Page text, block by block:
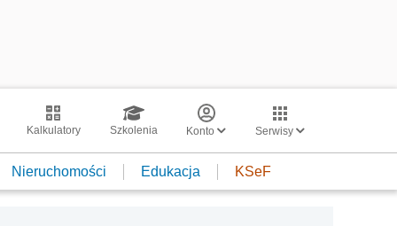
Kalkulatory Szkolenia Konto Serwisy
Nieruchomości Edukacja KSeF